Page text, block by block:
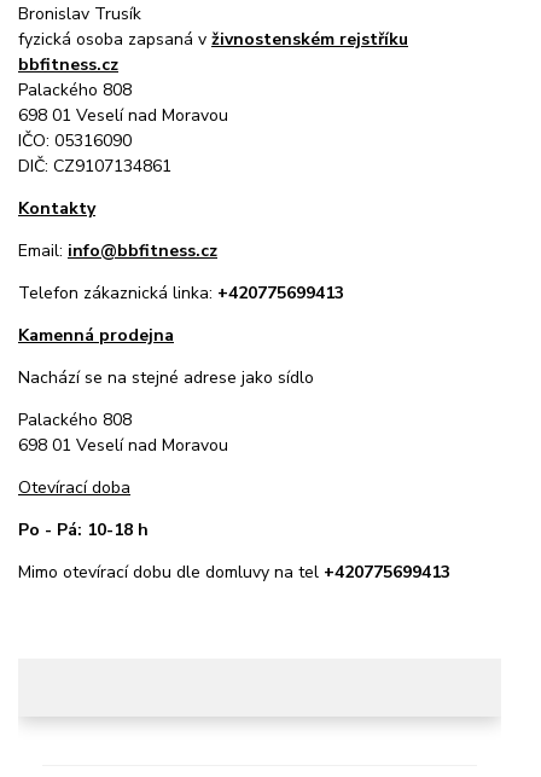
Bronislav Trusík
fyzická osoba zapsaná v živnostenském rejstříku
bbfitness.cz
Palackého 808
698 01 Veselí nad Moravou
IČO: 05316090
DIČ: CZ9107134861
Kontakty
Email: info@bbfitness.cz
Telefon zákaznická linka: +420775699413
Kamenná prodejna
Nachází se na stejné adrese jako sídlo
Palackého 808
698 01 Veselí nad Moravou
Otevírací doba
Po - Pá: 10-18 h
Mimo otevírací dobu dle domluvy na tel +420775699413